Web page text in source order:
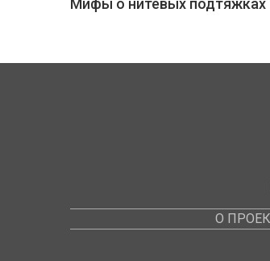
Мифы о нитевых подтяжках
О